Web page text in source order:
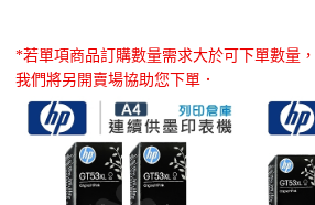
*若單項商品訂購數量需求大於可下單數量
我們將另開賣場協助您下單．